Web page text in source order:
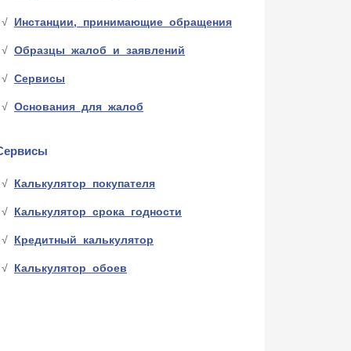
Инстанции, принимающие обращения
Образцы жалоб и заявлений
Сервисы
Основания для жалоб
Калькулятор покупателя
Калькулятор срока годности
Кредитный калькулятор
Калькулятор обоев